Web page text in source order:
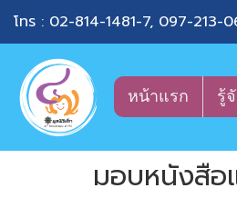
โทร : 02-814-1481-7, 097-213-
หน้าแรก รู้
มอบหนังสือ